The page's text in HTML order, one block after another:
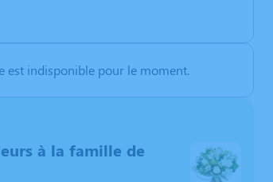
est indisponible pour le moment.
à la famille de